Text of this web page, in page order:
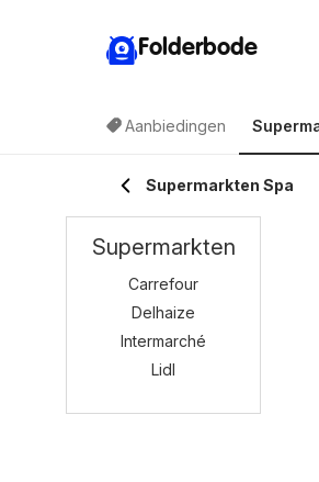
Folderbode
Aanbiedingen
Supermarkten Spa
Supermarkten
Carrefour
Delhaize
Intermarché
Lidl